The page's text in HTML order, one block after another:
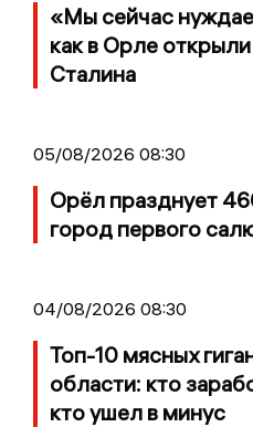
«Мы сейчас
как в Орле
Сталина
05/08/2026 08:30
Орёл празднует
город первого
04/08/2026 08:30
Топ-10 мясных
области: кто
кто ушел в минус